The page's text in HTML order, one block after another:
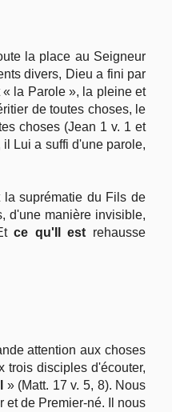
la place au Seigneur
divers, Dieu a fini par
la Parole », la pleine et
de toutes choses, le
choses (Jean 1 v. 1 et
Lui a suffi d'une parole,
suprématie du Fils de
d'une manière invisible,
ce qu'Il est rehausse
attention aux choses
disciples d'écouter,
» (Matt. 17 v. 5, 8). Nous
et de Premier-né. Il nous